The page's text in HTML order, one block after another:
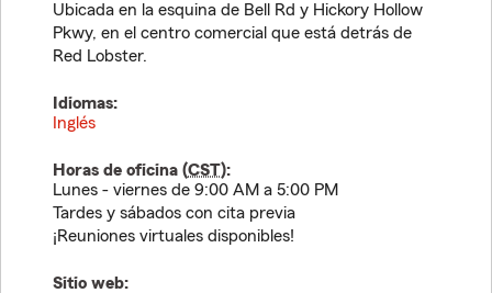
Ubicada en la esquina de Bell Rd y Hickory Hollow
Pkwy, en el centro comercial que está detrás de
Red Lobster.
Idiomas:
Inglés
Horas de oficina (CST):
Lunes - viernes de 9:00 AM a 5:00 PM
Tardes y sábados con cita previa
¡Reuniones virtuales disponibles!
Sitio web: